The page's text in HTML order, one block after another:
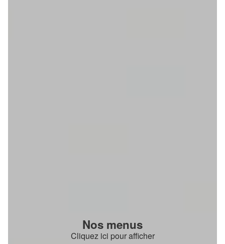
Nos menus
Cliquez ici pour afficher